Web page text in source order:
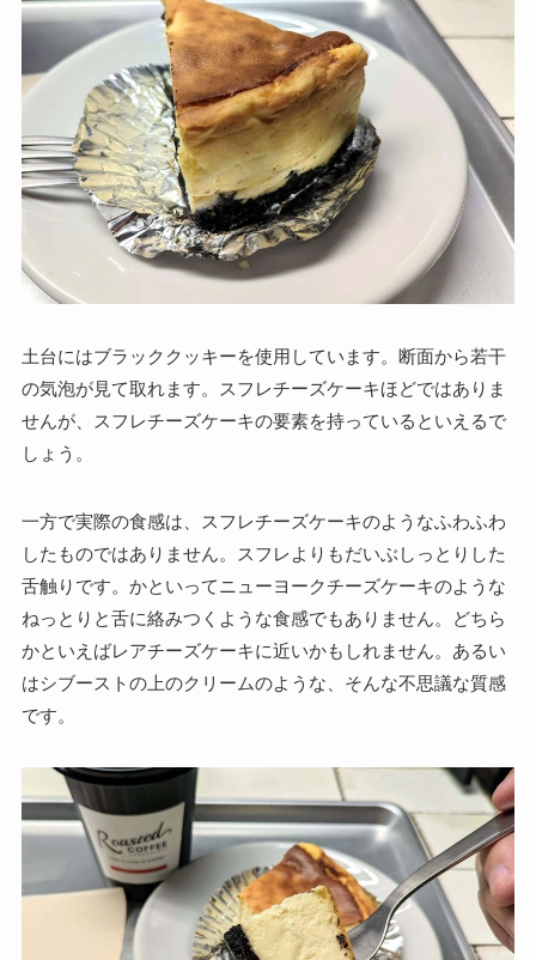
土台にはブラッククッキーを使用しています。断面から若干
の気泡が見て取れます。スフレチーズケーキほどではありま
せんが、スフレチーズケーキの要素を持っているといえるで
しょう。
一方で実際の食感は、スフレチーズケーキのようなふわふわ
したものではありません。スフレよりもだいぶしっとりした
舌触りです。かといってニューヨークチーズケーキのような
ねっとりと舌に絡みつくような食感でもありません。どちら
かといえばレアチーズケーキに近いかもしれません。あるい
はシブーストの上のクリームのような、そんな不思議な質感
です。